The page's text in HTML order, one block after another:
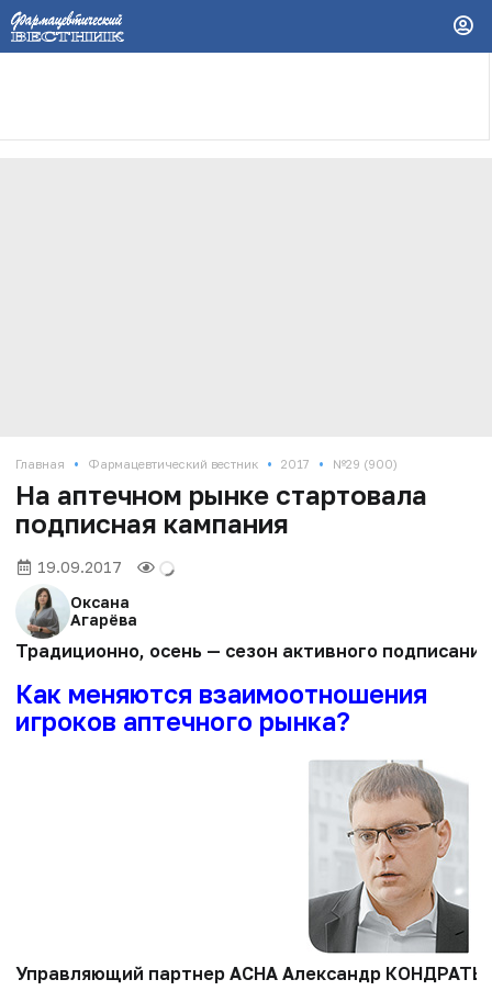
Главная • Фармацевтический вестник • 2017 • №29 (900)
На аптечном рынке стартовала
подписная кампания
19.09.2017
Оксана
Агарёва
Традиционно, осень — сезон активного
Как меняются взаимоотношения
игроков аптечного рынка?
Управляющий партнер АСНА Александр